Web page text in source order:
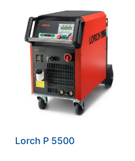
Lorch P 5500